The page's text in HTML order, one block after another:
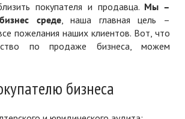
покупателя и продавца. Мы –
среде, наша главная цель –
пожелания наших клиентов. Вот, что
по продаже бизнеса, можем
бизнеса